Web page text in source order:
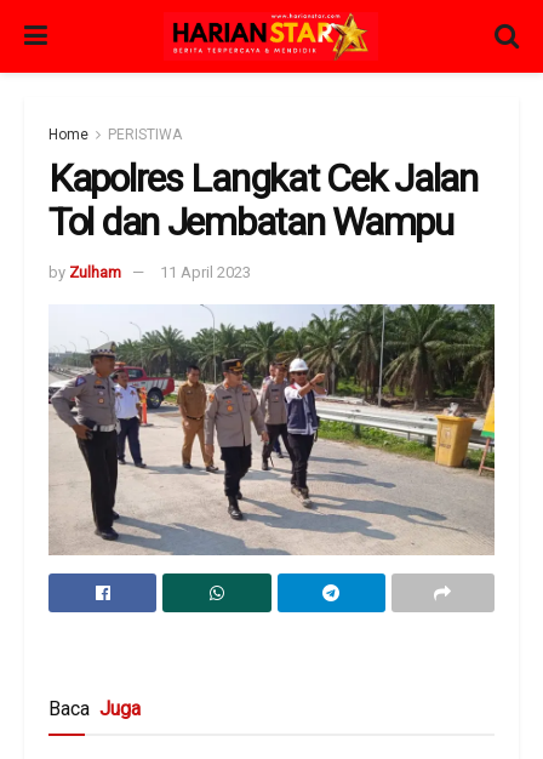
Home PERISTIWA
Kapolres Langkat Cek Jalan
Tol dan Jembatan Wampu
by Zulham 11 April 2023
Baca Juga